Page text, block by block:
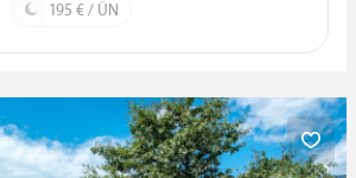
195 € / ÜN